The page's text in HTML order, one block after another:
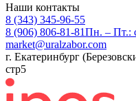
Наши контакты
8 (343) 345-96-55
8 (906) 806-81-81Пн. – Пт.:
market@uralzabor.com
г. Екатеринбург
стр5